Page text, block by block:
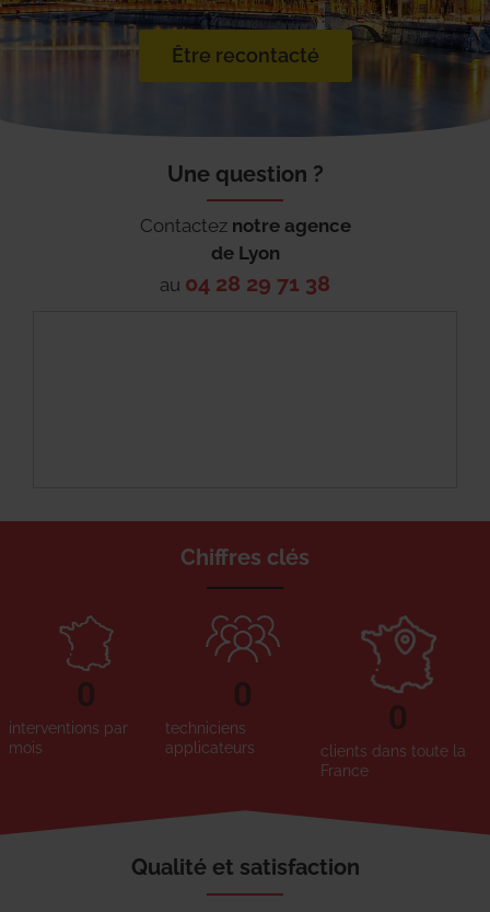
Être recontacté
Une question ?
Contactez notre agence
de Lyon
au 04 28 29 71 38
Chiffres clés
interventions par
mois
0
techniciens
applicateurs
0
clients dans toute la
France
0
Qualité et satisfaction